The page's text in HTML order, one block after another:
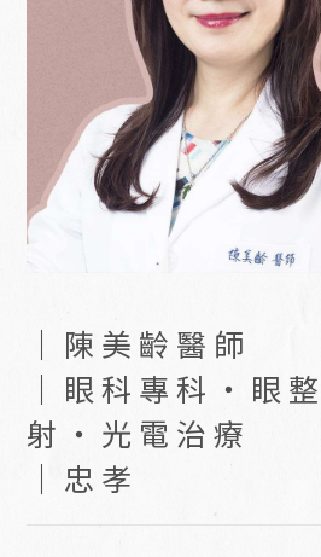
｜陳美齡醫師
｜眼科專科・眼
射・光電治療
｜忠孝